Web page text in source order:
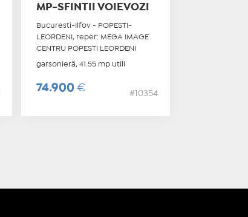
MP-SFINTII VOIEVOZI
Bucuresti-Ilfov - POPESTI-
LEORDENI, reper: MEGA IMAGE
CENTRU POPESTI LEORDENI
garsonieră, 41.55 mp utili
74.900€
#10354